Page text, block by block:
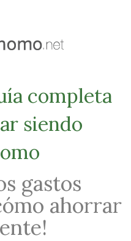
completa
siendo
gastos
ahorrar